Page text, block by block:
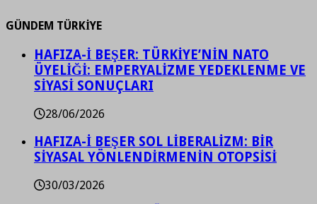
GÜNDEM TÜRKİYE
HAFIZA-İ BEŞER: TÜRKİYE’NİN NATO
ÜYELİĞİ: EMPERYALİZME YEDEKLENME VE
SİYASİ SONUÇLARI
28/06/2026
HAFIZA-İ BEŞER SOL LİBERALİZM: BİR
SİYASAL YÖNLENDİRMENİN OTOPSİSİ
30/03/2026